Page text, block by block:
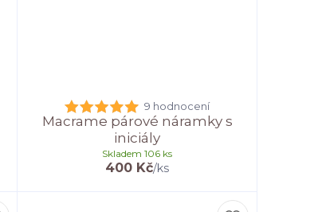
9 hodnocení
Macrame párové náramky s
iniciály
400 Kč/ks
Skladem 106 ks